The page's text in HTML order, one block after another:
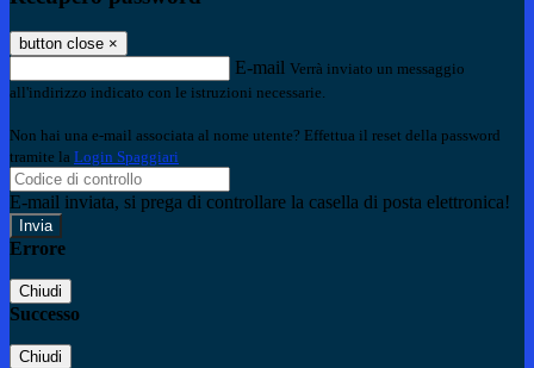
button close ×
E-mail Verrà inviato un messaggio
all'indirizzo indicato con le istruzioni necessarie.
Non hai una e-mail associata al nome utente? Effettua il reset della password
tramite la Login Spaggiari
E-mail inviata, si prega di controllare la casella di posta elettronica!
Errore
Chiudi
Successo
Chiudi